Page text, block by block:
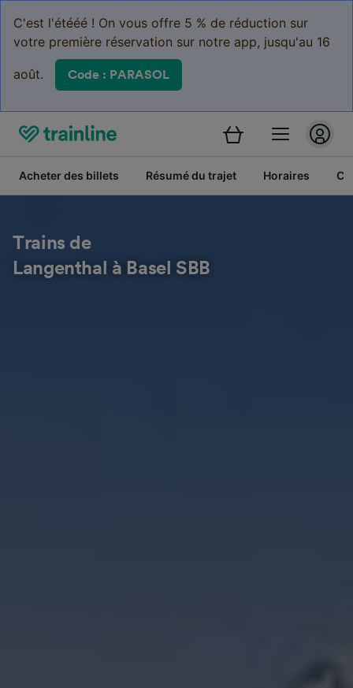
C'est l'étééé ! On vous offre 5 % de réduction sur
votre première réservation sur notre app, jusqu'au 16
août. Code : PARASOL
Acheter des billets Résumé du trajet Horaires
Trains de
Langenthal à Basel SBB